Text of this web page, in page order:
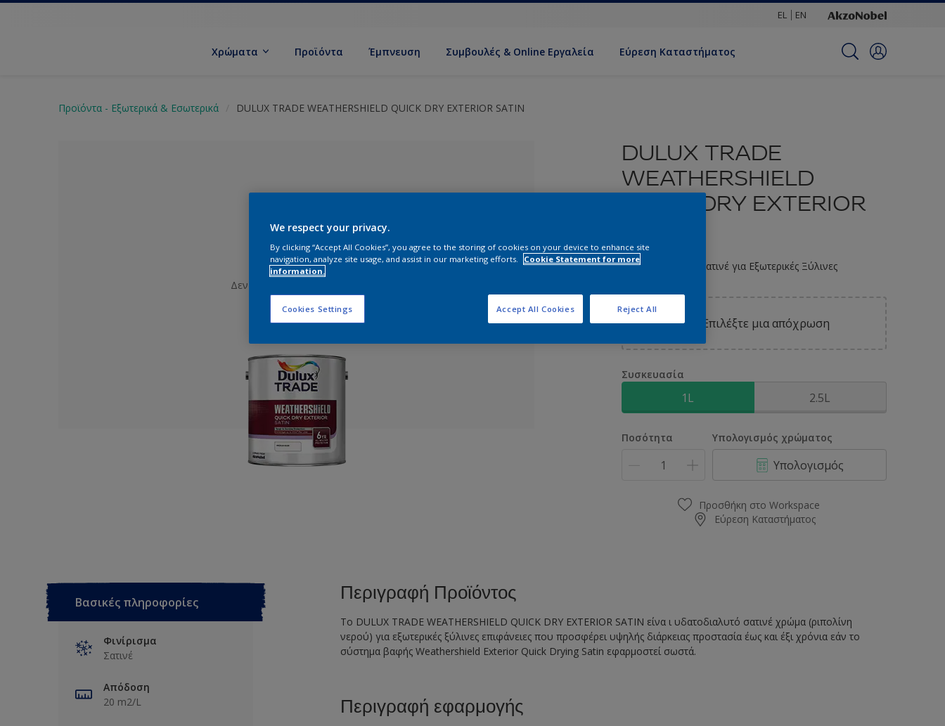
EL EN
Χρώματα Προϊόντα Έμπνευση Συμβουλές & Online Εργαλεία Εύρεση Καταστήματος
Προϊόντα - Εξωτερικά & Εσωτερικά DULUX TRADE WEATHERSHIELD QUICK DRY EXTERIOR SATIN
Δεν έχει επιλεγεί απόχρωση
DULUX TRADE
WEATHERSHIELD
QUICK DRY EXTERIOR
Ριπολίνη Νερού Σατινέ για Εξωτερικές Ξύλινες
Επιλέξτε μια απόχρωση
Συσκευασία
1L 2.5L
Ποσότητα Υπολογισμός χρώματος
Υπολογισμός
Προσθήκη στο Workspace
Εύρεση Καταστήματος
Βασικές πληροφορίες
Φινίρισμα
Σατινέ
Απόδοση
20 m2/L
Περιγραφή Προϊόντος
Το DULUX TRADE WEATHERSHIELD QUICK DRY EXTERIOR SATIN είνα ι υδατοδιαλυτό σατινέ χρώμα (ριπολίνη
νερού) για εξωτερικές ξύλινες επιφάνειες που προσφέρει υψηλής διάρκειας προστασία έως και έξι χρόνια εάν το
σύστημα βαφής Weathershield Exterior Quick Drying Satin εφαρμοστεί σωστά.
Περιγραφή εφαρμογής
We respect your privacy.
By clicking “Accept All Cookies”, you agree to the storing of cookies on your device to enhance site
navigation, analyze site usage, and assist in our marketing efforts.
Cookie Statement for more
information.
Cookies Settings Reject All
Accept All Cookies